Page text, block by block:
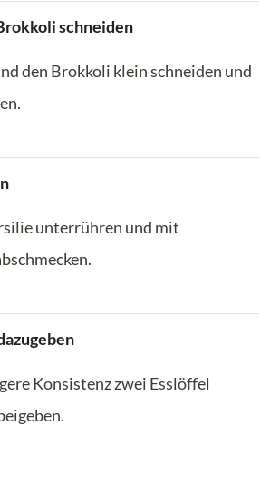
schneiden
den Brokkoli klein schneiden und
unterrühren und mit
Konsistenz zwei Esslöffel